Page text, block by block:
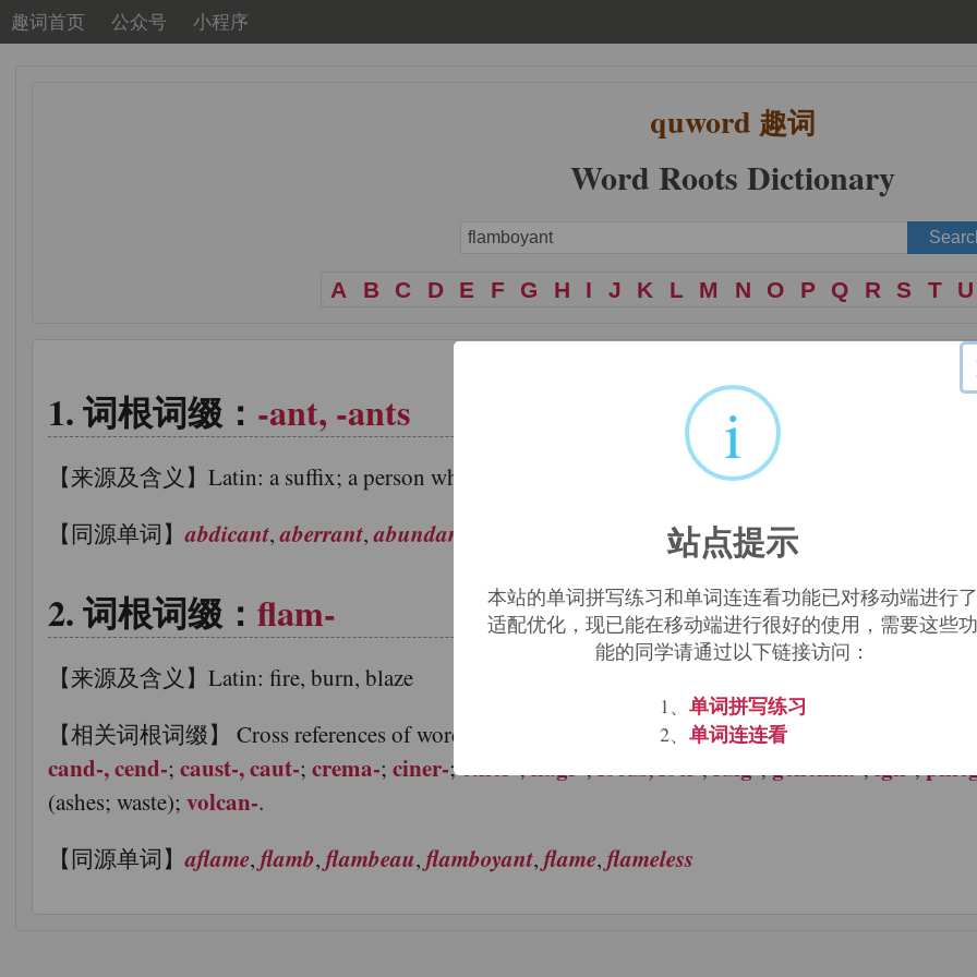
趣词首页 公众号 小程序
quword 趣词
Word Roots Dictionary
A B C D E F G H I J K L M N O P Q R S T U
词根词缀： -ant, -ants
【来源及含义】Latin: a suffix; a person who, the thing which; people who, things which
【同源单词】abdicant,aberrant,abundant acanthopore,accelerant
词根词缀： flam-
【来源及含义】Latin: fire, burn, blaze
【相关词根词缀】 Cross references of word groups that are related, directly, indirectly, or partly to:
cand-, cend-; caust-, caut-; crema-; ciner-;ether-;flagr-;focus, foci-;fulg-;gehenna-;ign-;
(ashes; waste); volcan-.
【同源单词】aflame, flamb, flambeau, flamboyant, flame, flameless
i
站点提示
本站的单词拼写练习和单词连连看功能已对移动端进行了
适配优化，现已能在移动端进行很好的使用，需要这些功
能的同学请通过以下链接访问：
1、 单词拼写练习
2、 单词连连看